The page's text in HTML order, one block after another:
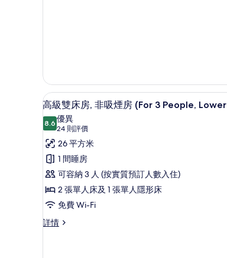
載
入
所
有
高
級
雙
床
房,
羽絨被、房內夾萬
11
高級雙床房, 非吸煙房 (For 3 People,
8.68.6 分，滿分 10 分
優異
24 則評價
(24
則
評
價)
26 平方米
1 間睡房
可容納 3 人 (按實質預訂人數入住)
2 張單人床及 1 張單人隱形床
免費 Wi-Fi
詳情
高